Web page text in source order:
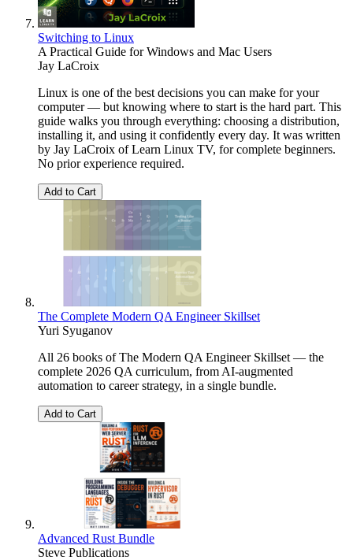
Switching to Linux
A Practical Guide for Windows and Mac Users
Jay LaCroix
Linux is one of the best decisions you can make for your
computer — but knowing where to start is the hard part. This
guide walks you through everything: choosing a distribution,
installing it, and using it confidently every day. It was written
by Jay LaCroix of Learn Linux TV, for complete beginners.
No prior experience required.
Add to Cart
The Complete Modern QA Engineer Skillset
Yuri Syuganov
All 26 books of The Modern QA Engineer Skillset — the
complete 2026 QA curriculum, from AI-augmented
automation to career strategy, in a single bundle.
Add to Cart
Advanced Rust Bundle
Steve Publications